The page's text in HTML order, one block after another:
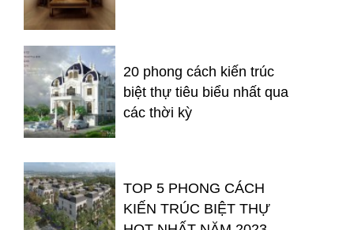
20 phong cách kiến trúc
biệt thự tiêu biểu nhất qua
các thời kỳ
TOP 5 PHONG CÁCH
KIẾN TRÚC BIỆT THỰ